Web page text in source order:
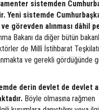
sistemden
Yeni sistemde
ve görevden alınması dâhil
Bakanı da diğer bütün
de Millî İstihbarat
ve gerekli gördüğünde
derin devlet de devlet
Böyle olmasına rağmen